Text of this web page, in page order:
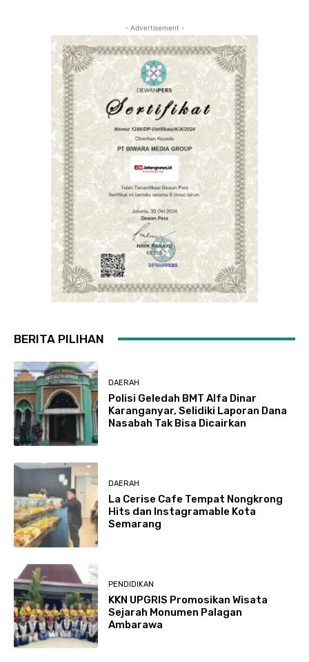
- Advertisement -
BERITA PILIHAN
DAERAH
Polisi Geledah BMT Alfa Dinar
Karanganyar, Selidiki Laporan Dana
Nasabah Tak Bisa Dicairkan
DAERAH
La Cerise Cafe Tempat Nongkrong
Hits dan Instagramable Kota
Semarang
PENDIDIKAN
KKN UPGRIS Promosikan Wisata
Sejarah Monumen Palagan
Ambarawa